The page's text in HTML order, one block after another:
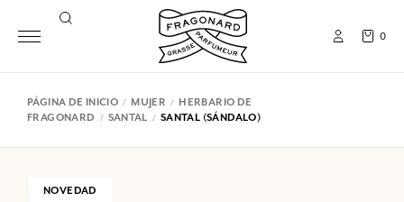
0
PÁGINA DE INICIO MUJER
HERBARIO DE
FRAGONARD
SANTAL SANTAL (SÁNDALO)
NOVEDAD